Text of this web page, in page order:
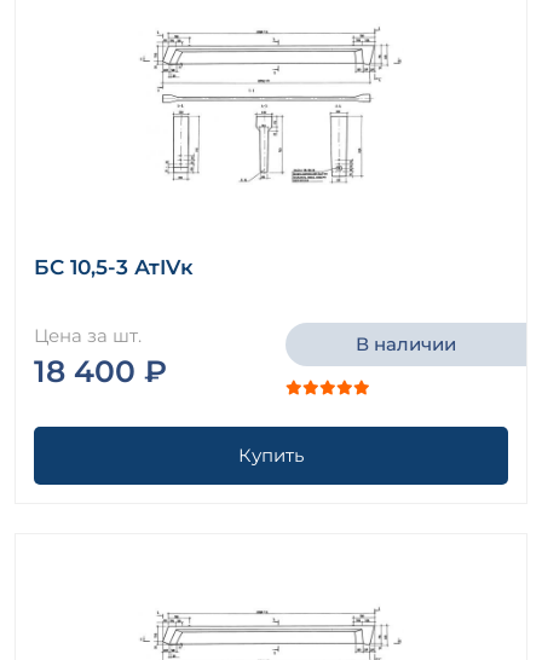
БС 10,5-3 АтIVк
Цена за шт.
18 400 ₽
В наличии
Купить